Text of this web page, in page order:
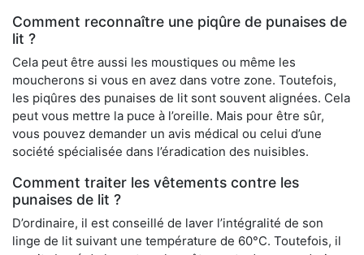
Comment reconnaître une piqûre de punaises de
lit ?
Cela peut être aussi les moustiques ou même les
moucherons si vous en avez dans votre zone. Toutefois,
les piqûres des punaises de lit sont souvent alignées. Cela
peut vous mettre la puce à l’oreille. Mais pour être sûr,
vous pouvez demander un avis médical ou celui d’une
société spécialisée dans l’éradication des nuisibles.
Comment traiter les vêtements contre les
punaises de lit ?
D’ordinaire, il est conseillé de laver l’intégralité de son
linge de lit suivant une température de 60°C. Toutefois, il